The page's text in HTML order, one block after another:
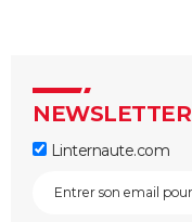
NEWSLETTER
Linternaute.com